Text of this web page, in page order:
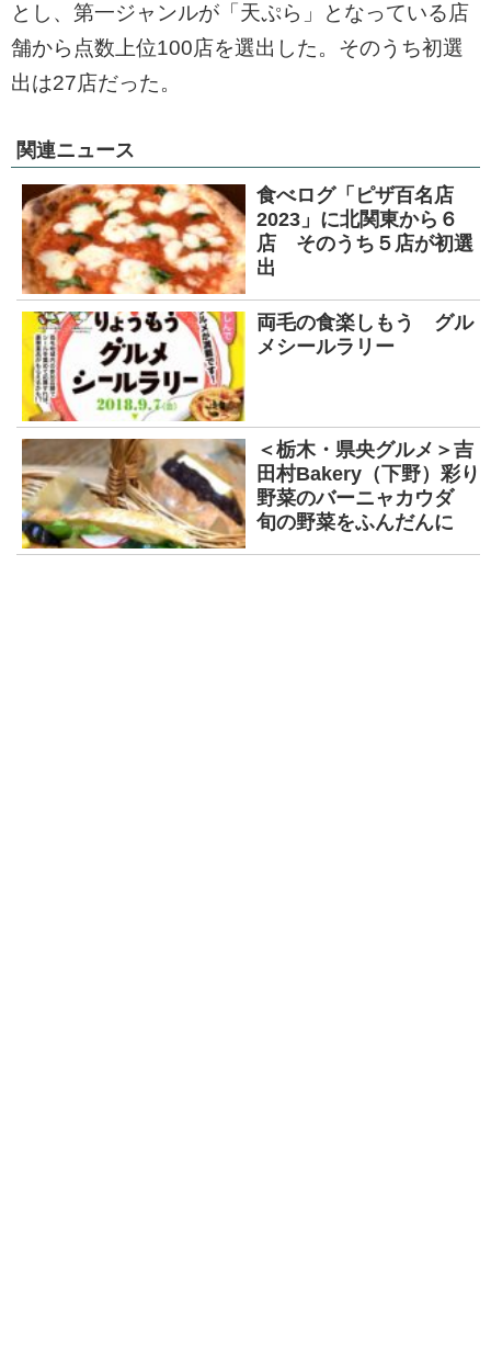
とし、第一ジャンルが「天ぷら」となっている店
舗から点数上位100店を選出した。そのうち初選
出は27店だった。
関連ニュース
食べログ「ピザ百名店
2023」に北関東から６
店 そのうち５店が初選
出
両毛の食楽しもう グル
メシールラリー
＜栃木・県央グルメ＞吉
田村Bakery（下野）彩り
野菜のバーニャカウダ
旬の野菜をふんだんに